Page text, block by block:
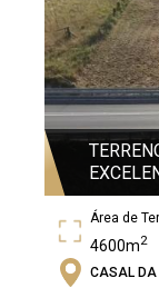
Área de
4600m2
CASAL DA